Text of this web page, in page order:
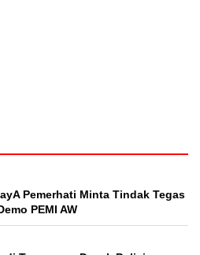
Pemerhati Minta Tindak Tegas
PEMI AW